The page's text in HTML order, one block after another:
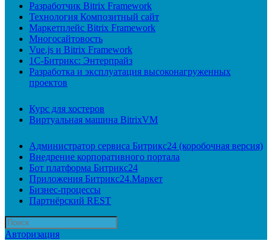
Разработчик Bitrix Framework
Технология Композитный сайт
Маркетплейс Bitrix Framework
Многосайтовость
Vue.js и Bitrix Framework
1С-Битрикс: Энтерпрайз
Разработка и эксплуатация высоконагруженных
проектов
Курс для хостеров
Виртуальная машина BitrixVM
Администратор сервиса Битрикс24 (коробочная версия)
Внедрение корпоративного портала
Бот платформа Битрикс24
Приложения Битрикс24.Маркет
Бизнес-процессы
Партнёрский REST
Авторизация